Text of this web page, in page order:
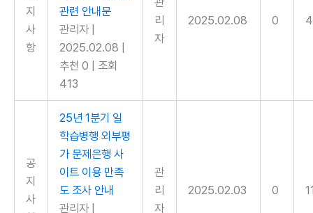
지
사
항
관련 안내문
관리자
2025.02.08
추천 0
조회
413
리
자
2025.02.08 0
공
지
사
25년 1분기 일
학습병행 외부평
가 문제은행 사
이트 이용 만족
도 조사 안내
관리자
관
리
자
2025.02.03 0